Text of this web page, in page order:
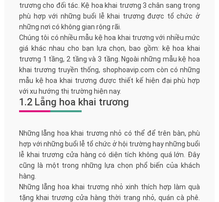
trương cho đối tác. Kệ hoa khai trương 3 chân sang trọng
phù hợp với những buổi lễ khai trương được tổ chức ở
những nơi có không gian rộng rãi.
Chúng tôi có nhiều mẫu kệ hoa khai trương với nhiều mức
giá khác nhau cho bạn lựa chọn, bao gồm: kệ hoa khai
trương 1 tầng, 2 tầng và 3 tầng. Ngoài những mẫu kệ hoa
khai trương truyền thống, shophoavip.com còn có những
mẫu kệ hoa khai trương được thiết kế hiện đại phù hợp
với xu hướng thị trường hiện nay.
1.2 Lẵng hoa khai trương
Những lẵng hoa khai trương nhỏ có thể để trên bàn, phù
hợp với những buổi lễ tổ chức ở hội trường hay những buổi
lễ khai trương cửa hàng có diện tích không quá lớn. Đây
cũng là một trong những lựa chọn phổ biến của khách
hàng.
Những lẵng hoa khai trương nhỏ xinh thích hợp làm quà
tặng khai trương cửa hàng thời trang nhỏ, quán cà phê.